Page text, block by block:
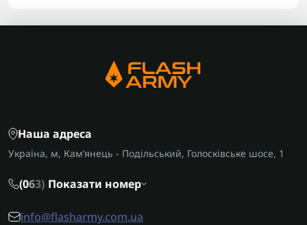
Наша адреса
Україна, м, Кам’янець - Подільський, Голосківське шосе, 1
(063) Показати номер
info@flasharmy.com.ua